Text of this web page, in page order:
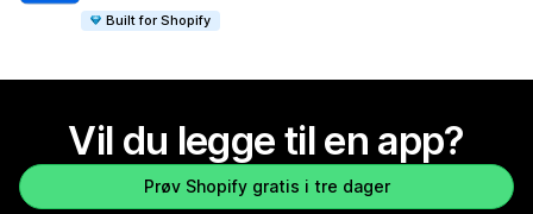
Built for Shopify
Vil du legge til en app?
Prøv Shopify gratis i tre dager